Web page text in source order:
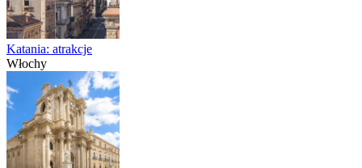
Katania: atrakcje
Włochy